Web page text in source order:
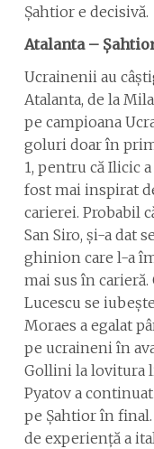
Șahtior e decisivă.
Atalanta – Șahtior
Ucrainenii au
Atalanta, de la
pe campioana
goluri doar în
1, pentru că Ilicic
fost mai inspirat
carierei. Probabil
San Siro, și-a dat
ghinion care l-a
mai sus în
Lucescu se
Moraes a egalat
pe ucraineni în
Gollini la lovitura
Pyatov a
pe Șahtior în
de experiență a